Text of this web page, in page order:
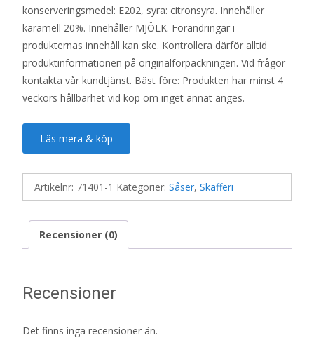
konserveringsmedel: E202, syra: citronsyra. Innehåller
karamell 20%. Innehåller MJÖLK. Förändringar i
produkternas innehåll kan ske. Kontrollera därför alltid
produktinformationen på originalförpackningen. Vid frågor
kontakta vår kundtjänst. Bäst före: Produkten har minst 4
veckors hållbarhet vid köp om inget annat anges.
Läs mera & köp
Artikelnr: 71401-1 Kategorier: Såser, Skafferi
Recensioner (0)
Recensioner
Det finns inga recensioner än.